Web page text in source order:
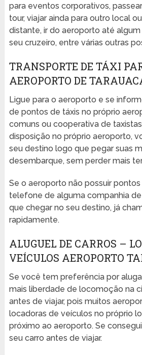
para eventos corporativos,
tour, viajar ainda para outro local
distante, ir do aeroporto até
seu cruzeiro, entre várias outras
TRANSPORTE DE TÁXI
AEROPORTO DE
Ligue para o aeroporto e se
de pontos de táxis no próprio
comuns ou cooperativa de
disposição no próprio aeroporto,
seu destino logo que pegar suas
desembarque, sem perder mais
Se o aeroporto não possuir
telefone de alguma companhia de
que chegar no seu destino, já
rapidamente.
ALUGUEL DE CARROS –
VEÍCULOS AEROPORTO
Se você tem preferência por
mais liberdade de locomoção na
antes de viajar, pois muitos
locadoras de veículos no próprio
próximo ao aeroporto. Se
seu carro antes de viajar.